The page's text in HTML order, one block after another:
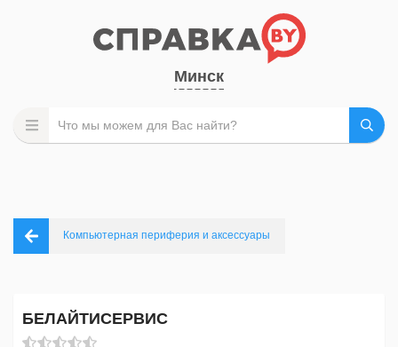
Минск
Компьютерная периферия и аксессуары
БЕЛАЙТИСЕРВИС